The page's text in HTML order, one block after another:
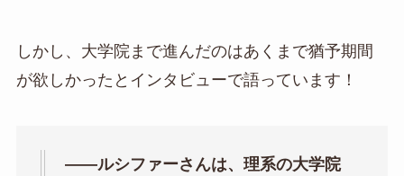
しかし、大学院まで進んだのはあくまで猶予期間
が欲しかったとインタビューで語っています！
――ルシファーさんは、理系の大学院